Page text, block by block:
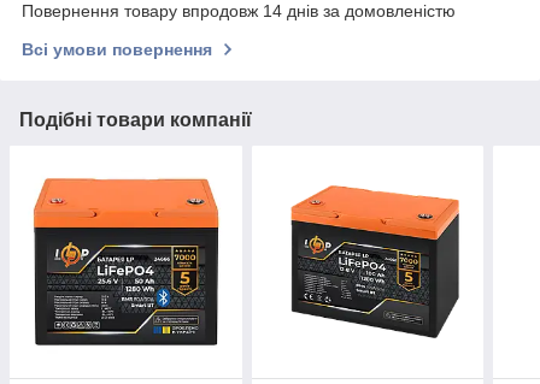
Повернення товару впродовж 14 днів за домовленістю
Всі умови повернення
Подібні товари компанії